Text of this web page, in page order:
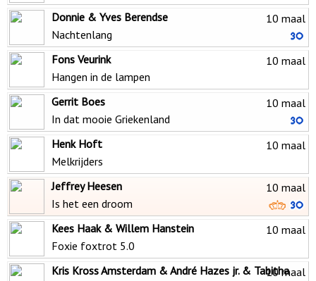
10 maal
Donnie & Yves Berendse
Nachtenlang
10 maal
Fons Veurink
Hangen in de lampen
10 maal
Gerrit Boes
In dat mooie Griekenland
10 maal
Henk Hoft
Melkrijders
10 maal
Jeffrey Heesen
Is het een droom
10 maal
Kees Haak & Willem Hanstein
Foxie foxtrot 5.0
10 maal
Kris Kross Amsterdam & André Hazes jr. & Tabitha